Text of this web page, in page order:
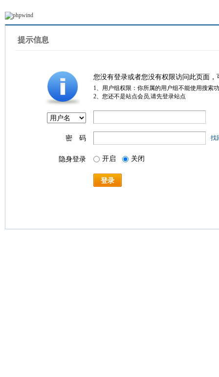
提示信息
您没有登录或者您没有权限访问此页面
1、用户组权限：你所属的用户组不能使用搜索
2、您还不是站点会员,请先登录站点
密 码 找
隐身登录 开启 关闭
登录